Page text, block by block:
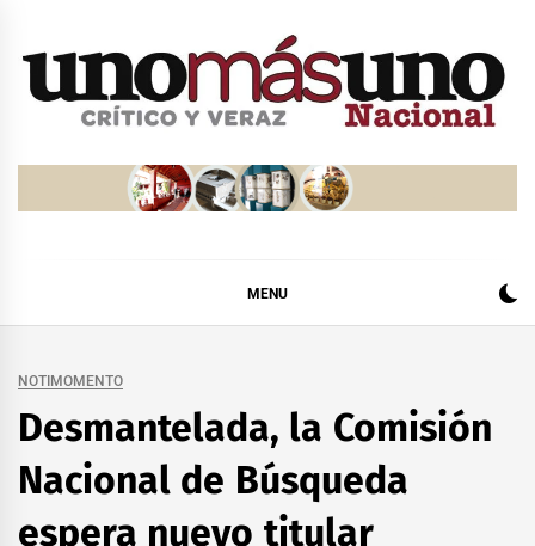
MENU
NOTIMOMENTO
Desmantelada, la Comisión
Nacional de Búsqueda
espera nuevo titular